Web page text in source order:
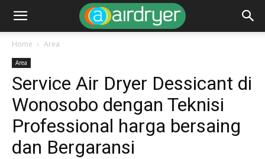
Home Area
Area
Service Air Dryer Dessicant di
Wonosobo dengan Teknisi
Professional harga bersaing
dan Bergaransi